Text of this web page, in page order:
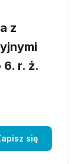
z
r. ż.
się